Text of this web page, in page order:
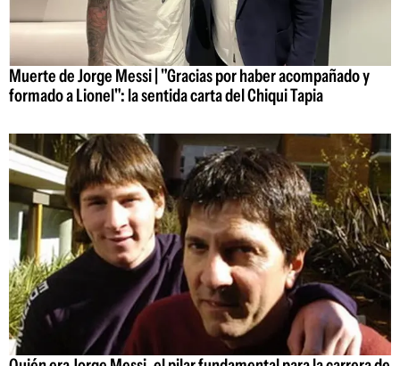
Muerte de Jorge Messi | "Gracias por haber acompañado y
formado a Lionel": la sentida carta del Chiqui Tapia